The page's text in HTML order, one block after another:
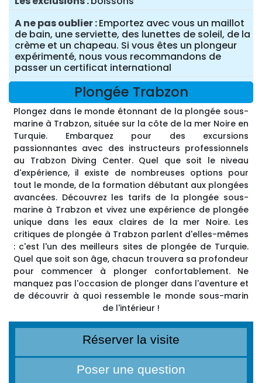
A ne pas oublier Emportez avec vous un maillot
de bain, une serviette, des lunettes de soleil, de la
crème et un chapeau. Si vous êtes un plongeur
expérimenté, nous vous recommandons de
passer un certificat international
Plongée Trabzon
Plongez dans le monde étonnant de la plongée sous-
marine à Trabzon, située sur la côte de la mer Noire en
Turquie. Embarquez pour des excursions
passionnantes avec des instructeurs professionnels
au Trabzon Diving Center. Quel que soit le niveau
d'expérience, il existe de nombreuses options pour
tout le monde, de la formation débutant aux plongées
avancées. Découvrez les tarifs de la plongée sous-
marine à Trabzon et vivez une expérience de plongée
unique dans les eaux claires de la mer Noire. Les
critiques de plongée à Trabzon parlent d'elles-mêmes
: c'est l'un des meilleurs sites de plongée de Turquie.
Quel que soit son âge, chacun trouvera sa profondeur
pour commencer à plonger confortablement. Ne
manquez pas l'occasion de plonger dans l'aventure et
de découvrir à quoi ressemble le monde sous-marin
de l'intérieur !
Réserver la visite
Poser une question